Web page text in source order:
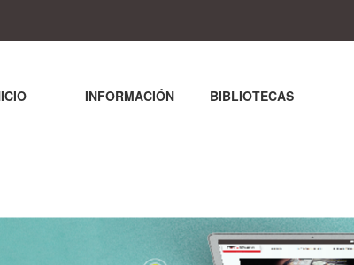
INFORMACIÓN BIBLIOTECAS